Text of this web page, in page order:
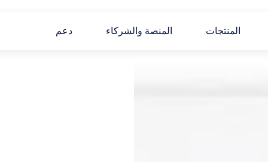
المنتجات المنصة والشركاء دعم